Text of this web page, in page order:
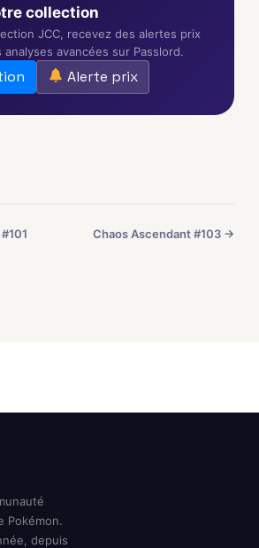
collection
JCC, recevez des alertes prix
avancées sur Passlord.
Alerte prix
Chaos Ascendant #103 →
Pokémon.
depuis